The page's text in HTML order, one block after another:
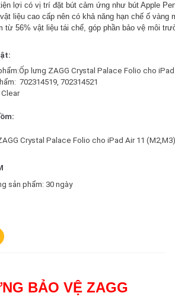
lợi có vị trí đặt bút cảm ứng như bút Apple
liệu cao cấp nên có khả năng hạn chế ố
từ 56% vật liệu tái chế, góp phần bảo vệ môi
lưng ZAGG Crystal Palace Folio cho
702314519, 702314521
Crystal Palace Folio cho iPad Air 11
sản phẩm: 30 ngày
BẢO VỆ ZAGG